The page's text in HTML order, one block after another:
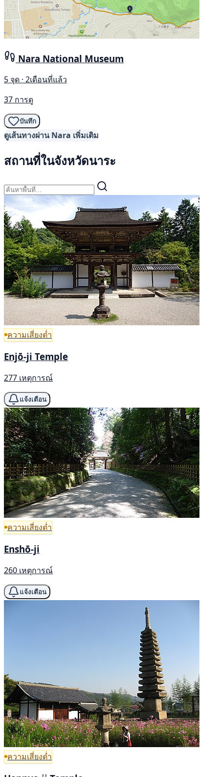
Nara National Museum
5 จุด · 2เดือนที่แล้ว
37 การดู
บันทึก
ดูเส้นทางผ่าน Nara เพิ่มเติม
สถานที่ในจังหวัดนาระ
ความเสี่ยงต่ำ
Enjō-ji Temple
277 เหตุการณ์
แจ้งเตือน
ความเสี่ยงต่ำ
Enshō-ji
260 เหตุการณ์
แจ้งเตือน
ความเสี่ยงต่ำ